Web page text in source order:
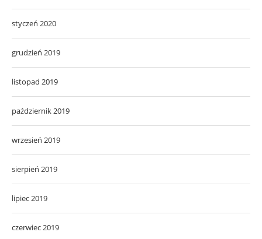
styczeń 2020
grudzień 2019
listopad 2019
październik 2019
wrzesień 2019
sierpień 2019
lipiec 2019
czerwiec 2019